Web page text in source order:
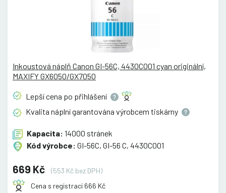
Inkoustová náplň Canon GI-56C, 4430C001 cyan originální,
MAXIFY GX6050/GX7050
Lepší cena po přihlášení
Kvalita náplní garantována výrobcem tiskárny
Kapacita: 14000 stránek
Kód výrobce: GI-56C, GI-56 C, 4430C001
669 Kč
(553 Kč bez DPH)
Cena s registrací 666 Kč